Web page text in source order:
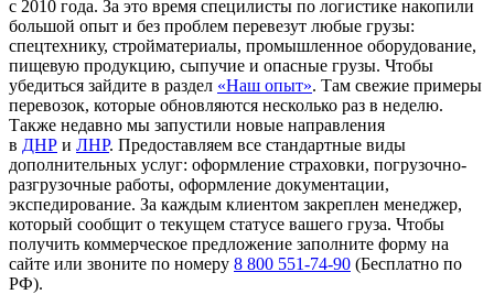
с 2010 года. За это время специлисты по логистике накопили
большой опыт и без проблем перевезут любые грузы:
спецтехнику, стройматериалы, промышленное оборудование,
пищевую продукцию, сыпучие и опасные грузы. Чтобы
убедиться зайдите в раздел «Наш опыт». Там свежие примеры
перевозок, которые обновляются несколько раз в неделю.
Также недавно мы запустили новые направления
в ДНР и ЛНР. Предоставляем все стандартные виды
дополнительных услуг: оформление страховки, погрузочно-
разгрузочные работы, оформление документации,
экспедирование. За каждым клиентом закреплен менеджер,
который сообщит о текущем статусе вашего груза. Чтобы
получить коммерческое предложение заполните форму на
сайте или звоните по номеру 8 800 551-74-90 (Бесплатно по
РФ).